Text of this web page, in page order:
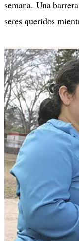
semana. Una
seres queridos